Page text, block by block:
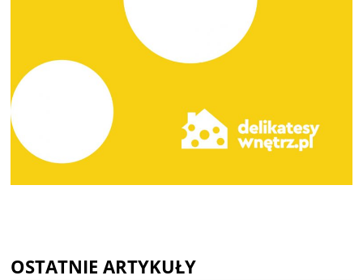
OSTATNIE ARTYKUŁY